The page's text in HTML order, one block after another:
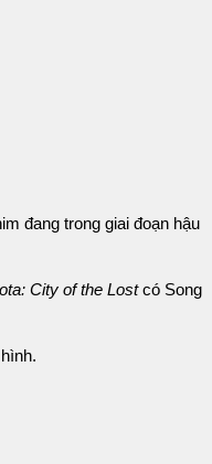
đang trong giai đoạn hậu
City of the Lostcó Song